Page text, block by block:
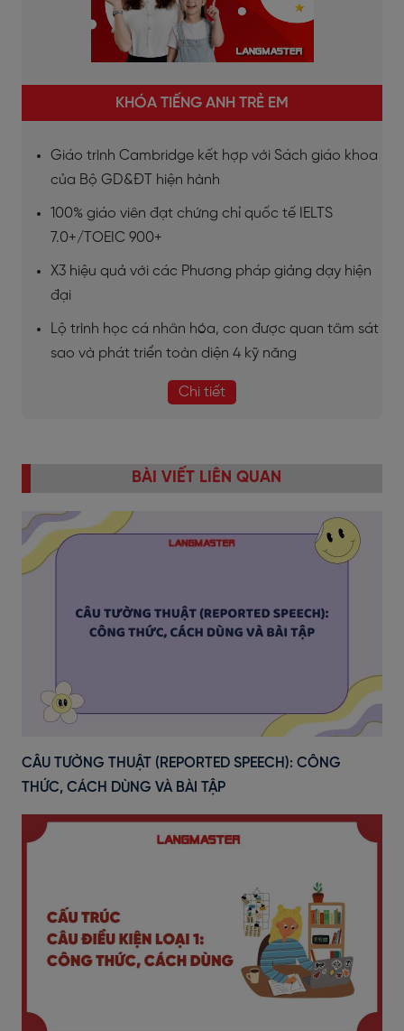
KHÓA TIẾNG ANH TRẺ EM
Giáo trình Cambridge kết hợp với Sách giáo khoa
của Bộ GD&ĐT hiện hành
100% giáo viên đạt chứng chỉ quốc tế IELTS
7.0+/TOEIC 900+
X3 hiệu quả với các Phương pháp giảng dạy hiện
đại
Lộ trình học cá nhân hóa, con được quan tâm sát
sao và phát triển toàn diện 4 kỹ năng
Chi tiết
BÀI VIẾT LIÊN QUAN
CÂU TƯỜNG THUẬT (REPORTED SPEECH): CÔNG
THỨC, CÁCH DÙNG VÀ BÀI TẬP